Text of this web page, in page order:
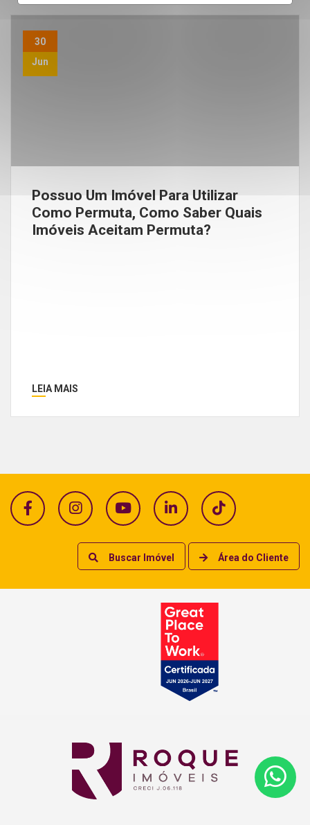
30
Jun
Possuo Um Imóvel Para Utilizar
Como Permuta, Como Saber Quais
Imóveis Aceitam Permuta?
LEIA MAIS
Buscar Imóvel Área do Cliente